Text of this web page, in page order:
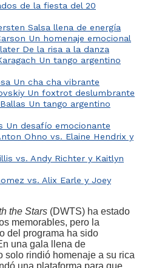
de la fiesta del 20
Salsa llena de energía
Un homenaje emocional
De la risa a la danza
Un tango argentino
Un cha cha vibrante
Un foxtrot deslumbrante
Un tango argentino
Un desafío emocionante
Ohno vs. Elaine Hendrix y
vs. Andy Richter y Kaitlyn
vs. Alix Earle y Joey
the Stars (DWTS) ha estado
memorables, pero la
del programa ha sido
una gala llena de
solo rindió homenaje a su rica